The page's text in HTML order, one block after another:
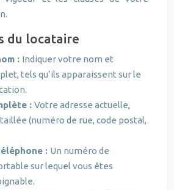
du locataire
: Indiquer votre nom et
tels qu’ils apparaissent sur le
: Votre adresse actuelle,
(numéro de rue, code postal,
: Un numéro de
sur lequel vous êtes